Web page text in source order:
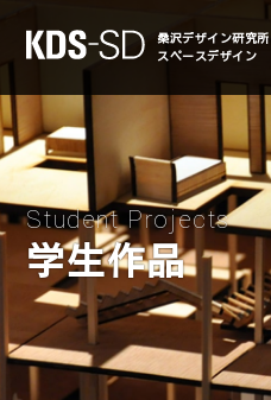
KDS-SD
桑沢デザイン研究所
スペースデザイン
Student Projects
学生作品